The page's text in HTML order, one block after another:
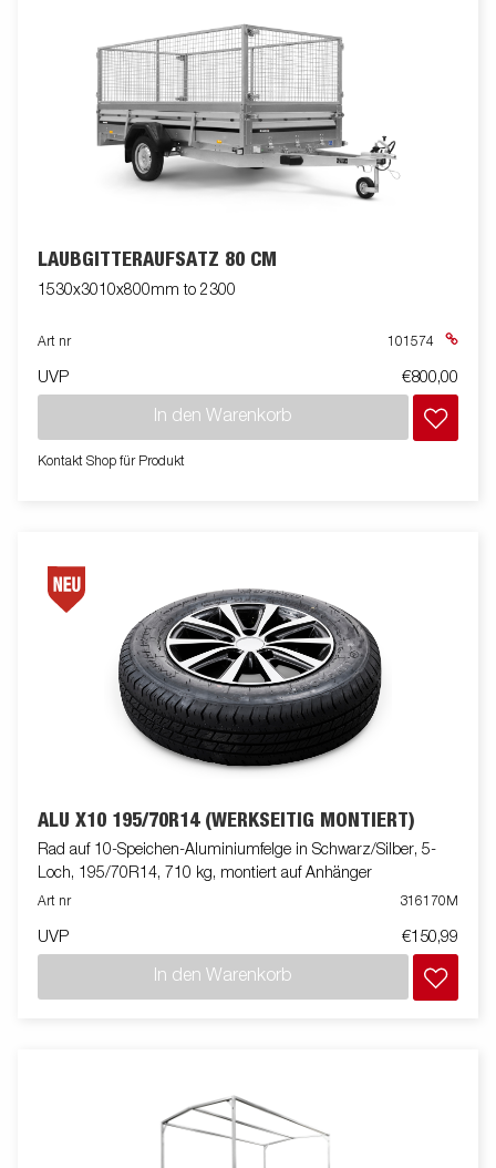
LAUBGITTERAUFSATZ 80 CM
1530x3010x800mm to 2300
Art nr 101574
UVP €800,00
In den Warenkorb
Kontakt Shop für Produkt
ALU X10 195/70R14 (WERKSEITIG MONTIERT)
Rad auf 10-Speichen-Aluminiumfelge in Schwarz/Silber, 5-
Loch, 195/70R14, 710 kg, montiert auf Anhänger
Art nr 316170M
UVP €150,99
In den Warenkorb